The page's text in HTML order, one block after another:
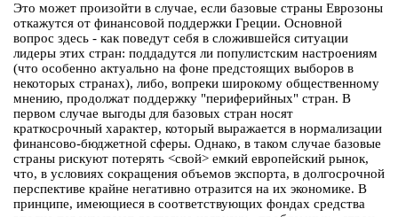
Это может произойти в случае, если базовые страны Еврозоны
откажутся от финансовой поддержки Греции. Основной
вопрос здесь - как поведут себя в сложившейся ситуации
лидеры этих стран: поддадутся ли популистским настроениям
(что особенно актуально на фоне предстоящих выборов в
некоторых странах), либо, вопреки широкому общественному
мнению, продолжат поддержку "периферийных" стран. В
первом случае выгоды для базовых стран носят
краткосрочный характер, который выражается в нормализации
финансово-бюджетной сферы. Однако, в таком случае базовые
страны рискуют потерять <свой> емкий европейский рынок,
что, в условиях сокращения объемов экспорта, в долгосрочной
перспективе крайне негативно отразится на их экономике. В
принципе, имеющиеся в соответствующих фондах средства